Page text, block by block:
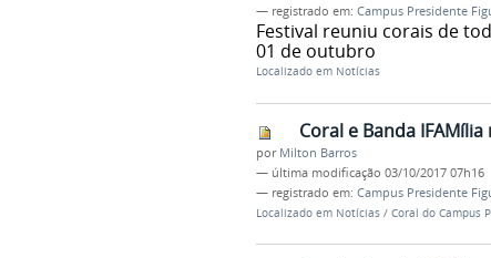
— registrado em: Campus Presidente
Festival reuniu corais de
01 de outubro
Localizado em Notícias
Coral e Banda
por Milton Barros
— última modificação 03/10/2017 07h16
— registrado em: Campus Presidente
Localizado em Notícias / Coral do Campus